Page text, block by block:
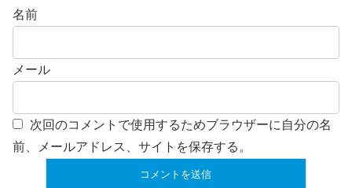
名前
メール
次回のコメントで使用するためブラウザーに自分の名
前、メールアドレス、サイトを保存する。